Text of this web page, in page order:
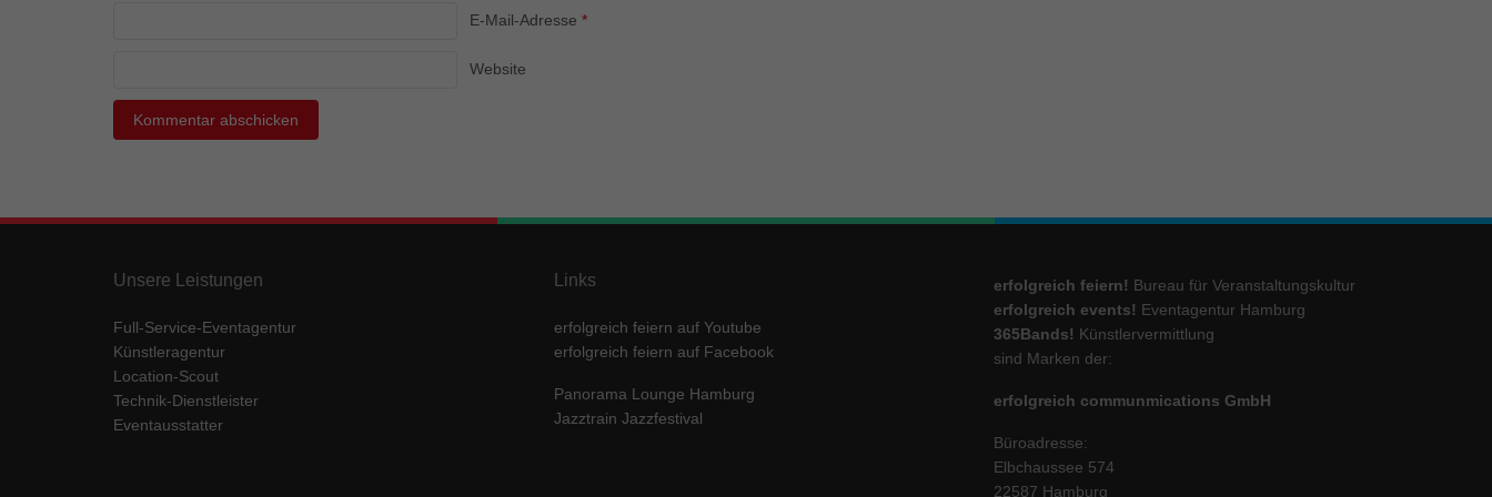
E-Mail-Adresse *
Website
Unsere Leistungen
Full-Service-Eventagentur
Künstleragentur
Location-Scout
Technik-Dienstleister
Eventausstatter
Links
erfolgreich feiern auf Youtube
erfolgreich feiern auf Facebook
Panorama Lounge Hamburg
Jazztrain Jazzfestival
erfolgreich feiern! Bureau für Veranstaltungskultur
erfolgreich events! Eventagentur Hamburg
365Bands! Künstlervermittlung
sind Marken der:
erfolgreich communmications GmbH
Büroadresse:
Elbchaussee 574
22587 Hamburg
Cookie-Informationen anzeigen
Externe Medien (5)
Inhalte von Videoplattformen und Social-Media-Plattformen werden standardmäßig blockiert.
Wenn Cookies von externen Medien akzeptiert werden, bedarf der Zugriff auf diese Inhalte
keiner manuellen Einwilligung mehr.
powered by Borlabs Cookie Impressum